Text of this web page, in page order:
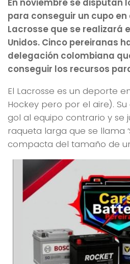
En noviembre se disputan
para conseguir un cupo en
Lacrosse que se realizará
Unidos. Cinco pereiranas
delegación colombiana
conseguir los recursos
El Lacrosse es un deporte
Hockey pero por el aire).
gol al equipo contrario y se
raqueta larga que se llama
compacta del tamaño de